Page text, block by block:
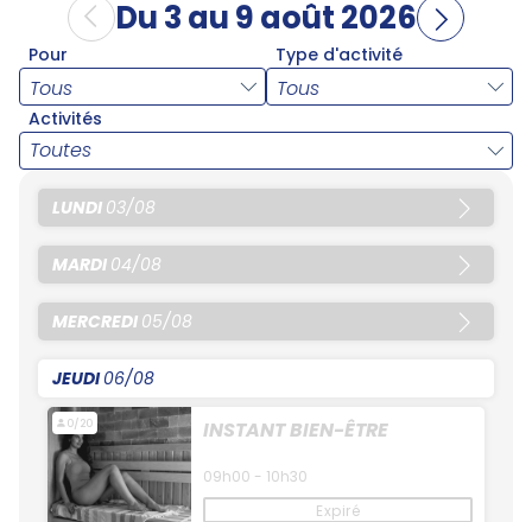
Du 3 au 9 août 2026
Pour Type d'activité
Activités
Toutes
LUNDI 03/08
MARDI 04/08
MERCREDI 05/08
JEUDI06/08
0/20 INSTANT BIEN-ÊTRE
09h00 - 10h30
Expiré